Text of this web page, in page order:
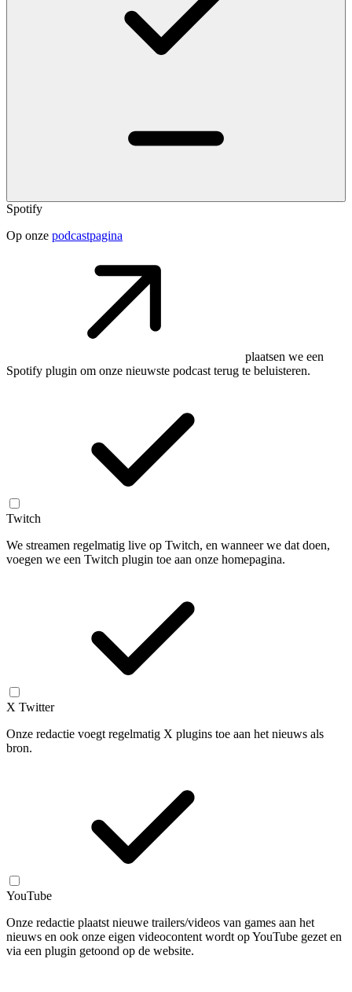
Spotify
Op onze podcastpagina
plaatsen we een
Spotify plugin om onze nieuwste podcast terug te beluisteren.
Twitch
We streamen regelmatig live op Twitch, en wanneer we dat doen,
voegen we een Twitch plugin toe aan onze homepagina.
X Twitter
Onze redactie voegt regelmatig X plugins toe aan het nieuws als
bron.
YouTube
Onze redactie plaatst nieuwe trailers/videos van games aan het
nieuws en ook onze eigen videocontent wordt op YouTube gezet en
via een plugin getoond op de website.